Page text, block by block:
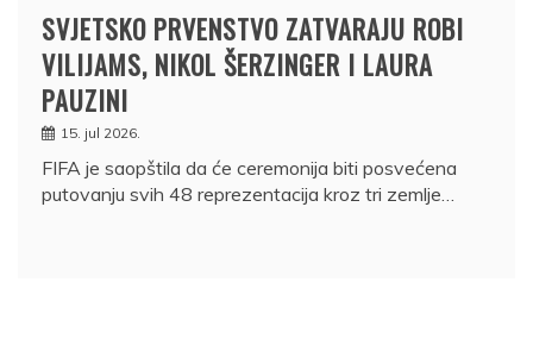
SVJETSKO PRVENSTVO ZATVARAJU ROBI
VILIJAMS, NIKOL ŠERZINGER I LAURA
PAUZINI
15. jul 2026.
FIFA je saopštila da će ceremonija biti posvećena
putovanju svih 48 reprezentacija kroz tri zemlje…